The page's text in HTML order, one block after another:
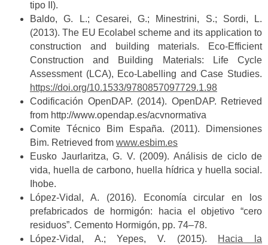
tipo II).
Baldo, G. L.; Cesarei, G.; Minestrini, S.; Sordi, L.
(2013). The EU Ecolabel scheme and its application to
construction and building materials. Eco-Efficient
Construction and Building Materials: Life Cycle
Assessment (LCA), Eco-Labelling and Case Studies.
https://doi.org/10.1533/9780857097729.1.98
Codificación OpenDAP. (2014). OpenDAP. Retrieved
from http://www.opendap.es/acvnormativa
Comite Técnico Bim España. (2011). Dimensiones
Bim. Retrieved from www.esbim.es
Eusko Jaurlaritza, G. V. (2009). Análisis de ciclo de
vida, huella de carbono, huella hídrica y huella social.
Ihobe.
López-Vidal, A. (2016). Economía circular en los
prefabricados de hormigón: hacia el objetivo “cero
residuos”. Cemento Hormigón, pp. 74–78.
López-Vidal, A.; Yepes, V. (2015). Hacia la